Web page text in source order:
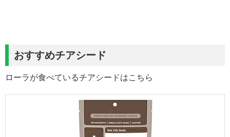
おすすめチアシード
ローラが食べているチアシードはこちら